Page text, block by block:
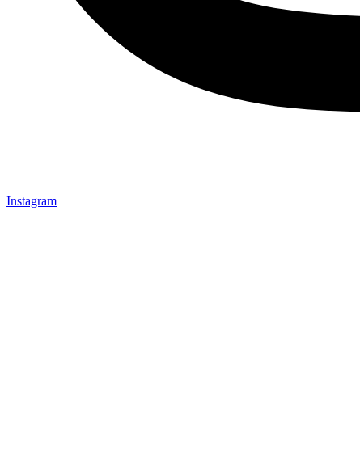
Instagram